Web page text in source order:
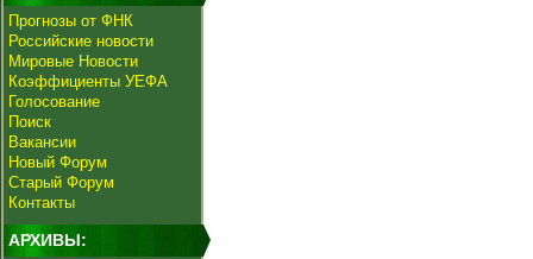
Прогнозы от ФНК
Российские новости
Мировые Новости
Коэффициенты УЕФА
Голосование
Поиск
Вакансии
Новый Форум
Старый Форум
Контакты
АРХИВЫ: